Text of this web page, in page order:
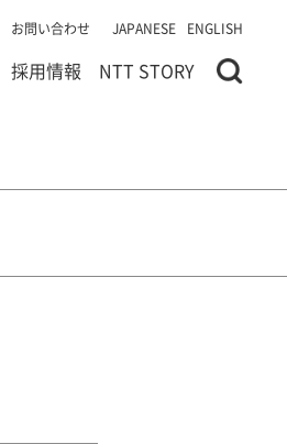
お問い合わせ JAPANESE ENGLISH
採用情報 NTT STORY